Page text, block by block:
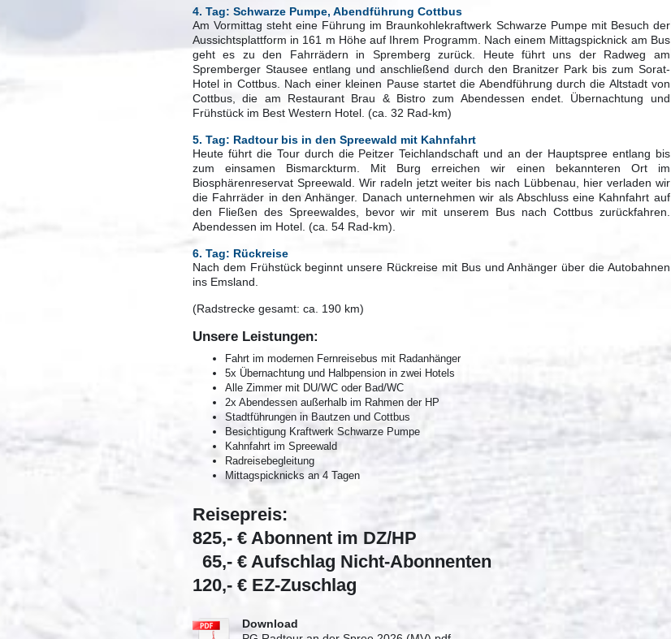
4. Tag: Schwarze Pumpe, Abendführung Cottbus
Am Vormittag steht eine Führung im Braunkohlekraftwerk Schwarze Pumpe mit Besuch der
Aussichtsplattform in 161 m Höhe auf Ihrem Programm. Nach einem Mittagspicknick am Bus
geht es zu den Fahrrädern in Spremberg zurück. Heute führt uns der Radweg am
Spremberger Stausee entlang und anschließend durch den Branitzer Park bis zum Sorat-
Hotel in Cottbus. Nach einer kleinen Pause startet die Abendführung durch die Altstadt von
Cottbus, die am Restaurant Brau & Bistro zum Abendessen endet. Übernachtung und
Frühstück im Best Western Hotel. (ca. 32 Rad-km)
5. Tag: Radtour bis in den Spreewald mit Kahnfahrt
Heute führt die Tour durch die Peitzer Teichlandschaft und an der Hauptspree entlang bis
zum einsamen Bismarckturm. Mit Burg erreichen wir einen bekannteren Ort im
Biosphärenreservat Spreewald. Wir radeln jetzt weiter bis nach Lübbenau, hier verladen wir
die Fahrräder in den Anhänger. Danach unternehmen wir als Abschluss eine Kahnfahrt auf
den Fließen des Spreewaldes, bevor wir mit unserem Bus nach Cottbus zurückfahren.
Abendessen im Hotel. (ca. 54 Rad-km).
6. Tag: Rückreise
Nach dem Frühstück beginnt unsere Rückreise mit Bus und Anhänger über die Autobahnen
ins Emsland.
(Radstrecke gesamt: ca. 190 km)
Unsere Leistungen:
Fahrt im modernen Fernreisebus mit Radanhänger
5x Übernachtung und Halbpension in zwei Hotels
Alle Zimmer mit DU/WC oder Bad/WC
2x Abendessen außerhalb im Rahmen der HP
Stadtführungen in Bautzen und Cottbus
Besichtigung Kraftwerk Schwarze Pumpe
Kahnfahrt im Spreewald
Radreisebegleitung
Mittagspicknicks an 4 Tagen
Reisepreis:
825,- € Abonnent im DZ/HP
65,- € Aufschlag Nicht-Abonnenten
120,- € EZ-Zuschlag
Download